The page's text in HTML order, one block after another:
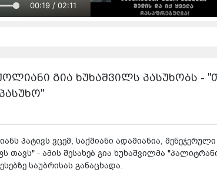
00:21 / 02:11
გია ხუხაშვილს პასუხობს -
პატივს ვცემ, საქმიანი ადამიანია,
თავს" - ამის შესახებ გია ხუხაშვილმა
საუბრისას განაცხადა.